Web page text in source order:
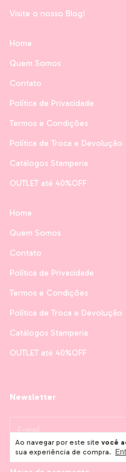
Ao navegar por este site você
sua experiência de compra.
Visite o nosso Blog!
Home
Quem Somos
Contato
Política de Privacidade
Termos e Condições
Política de Troca e Devolução
Catálogos Stamperia
OUTLET até 40%OFF
Home
Quem Somos
Contato
Política de Privacidade
Termos e Condições
Política de Troca e Devolução
Catálogos Stamperia
OUTLET até 40%OFF
Newsletter